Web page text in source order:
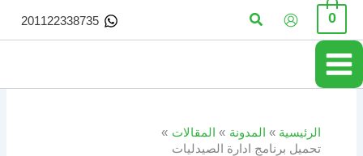
تخطي
المحتوى
0 البحث 201122338735
الرئيسية المدونة
المقالات
تحميل برنامج ادارة الصيدليات